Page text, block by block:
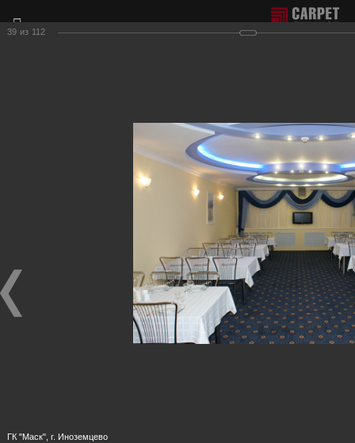
Фотогалерея наших работ по настилу ковролина.
Для получения более подробной информации о нашей
продукции и услугах, пожалуйста, обращайтесь к нашим
менеджерам, которые с радостью ответят на любые
Ваши вопросы и приедут к Вам для демонстрации
Рестораны, клубы
Фотографии настила
в ресторанах, клубах, развлекательных центрах.
Ресторан и бильярд
39 из 112
ГК "Маск", г. Иноземцево